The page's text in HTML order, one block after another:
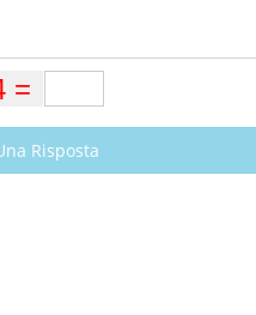
Risposta